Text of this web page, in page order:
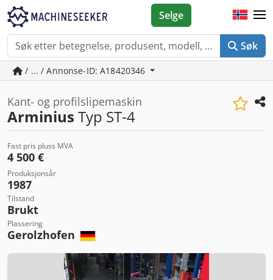
Søk
Selge
/ ... / Annonse-ID: A18420346
Kant- og profilslipemaskin
Arminius Typ ST-4
Fast pris pluss MVA
4 500 €
Produksjonsår
1987
Tilstand
Brukt
Plassering
Gerolzhofen